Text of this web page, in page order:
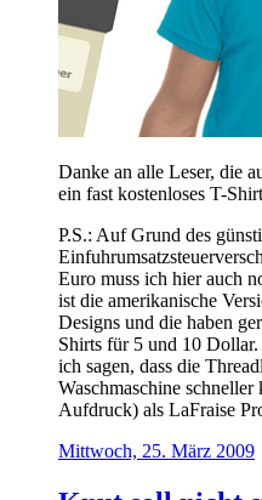
Danke an alle Leser, die
ein fast kostenloses T-
P.S.: Auf Grund des
Euro muss ich hier auch
ist die amerikanische
Designs und die haben
Shirts für 5 und 10
ich sagen, dass die
Waschmaschine
Aufdruck) als LaFraise
Mittwoch, 25. März 2009